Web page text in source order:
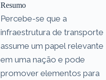
Resumo
Percebe-se que a
infraestrutura de transporte
assume um papel relevante
em uma nação e pode
promover elementos para